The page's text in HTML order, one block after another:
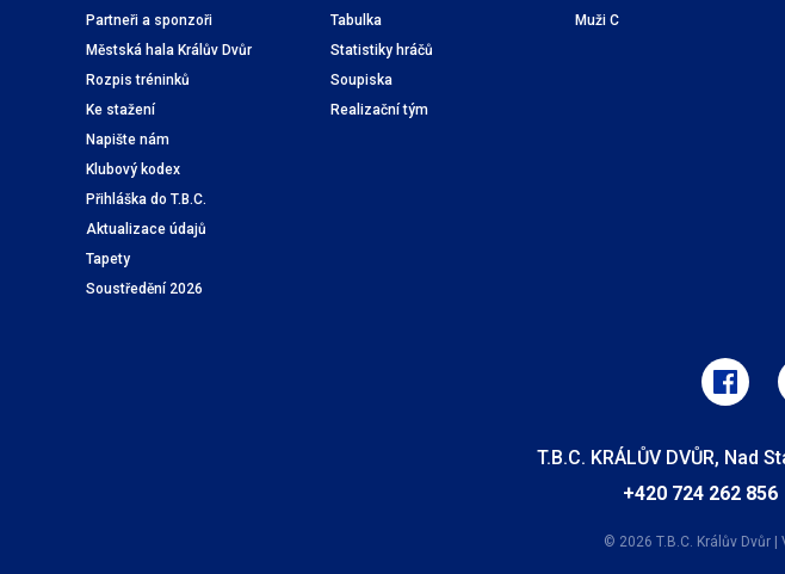
Partneři a sponzoři
Městská hala Králův Dvůr
Rozpis tréninků
Ke stažení
Napište nám
Klubový kodex
Přihláška do T.B.C.
Aktualizace údajů
Tapety
Soustředění 2026
Tabulka
Statistiky hráčů
Soupiska
Realizační tým
Muži C
T.B.C. KRÁLŮV DVŮR, Nad
+420 724 262 856
© 2026 T.B.C. Králův Dvůr